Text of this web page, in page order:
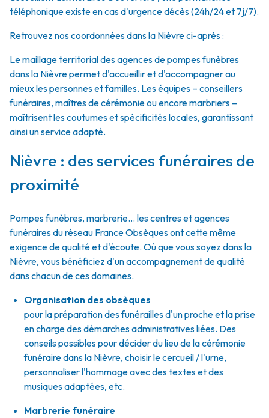
téléphonique existe en cas d'urgence décès (24h/24 et 7j/7).
Retrouvez nos coordonnées dans la Nièvre ci-après :
Le maillage territorial des agences de pompes funèbres
dans la Nièvre permet d'accueillir et d'accompagner au
mieux les personnes et familles. Les équipes – conseillers
funéraires, maîtres de cérémonie ou encore marbriers –
maîtrisent les coutumes et spécificités locales, garantissant
ainsi un service adapté.
Nièvre : des services funéraires de
proximité
Pompes funèbres, marbrerie… les centres et agences
funéraires du réseau France Obsèques ont cette même
exigence de qualité et d'écoute. Où que vous soyez dans la
Nièvre, vous bénéficiez d'un accompagnement de qualité
dans chacun de ces domaines.
Organisation des obsèques
pour la préparation des funérailles d'un proche et la prise
en charge des démarches administratives liées. Des
conseils possibles pour décider du lieu de la cérémonie
funéraire dans la Nièvre, choisir le cercueil / l'urne,
personnaliser l'hommage avec des textes et des
musiques adaptées, etc.
Marbrerie funéraire